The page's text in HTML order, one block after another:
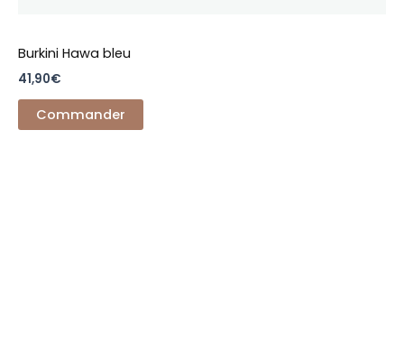
Burkini Hawa bleu
41,90€
Commander